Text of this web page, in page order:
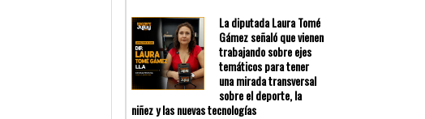
La diputada Laura Tomé
Gámez señaló que vienen
trabajando sobre ejes
temáticos para tener
una mirada transversal
sobre el deporte, la
niñez y las nuevas tecnologías